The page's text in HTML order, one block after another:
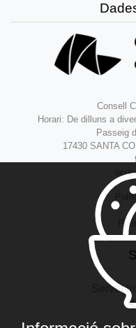
Consell
Horari: De dilluns a
Passeig
17430 SANTA
Servei